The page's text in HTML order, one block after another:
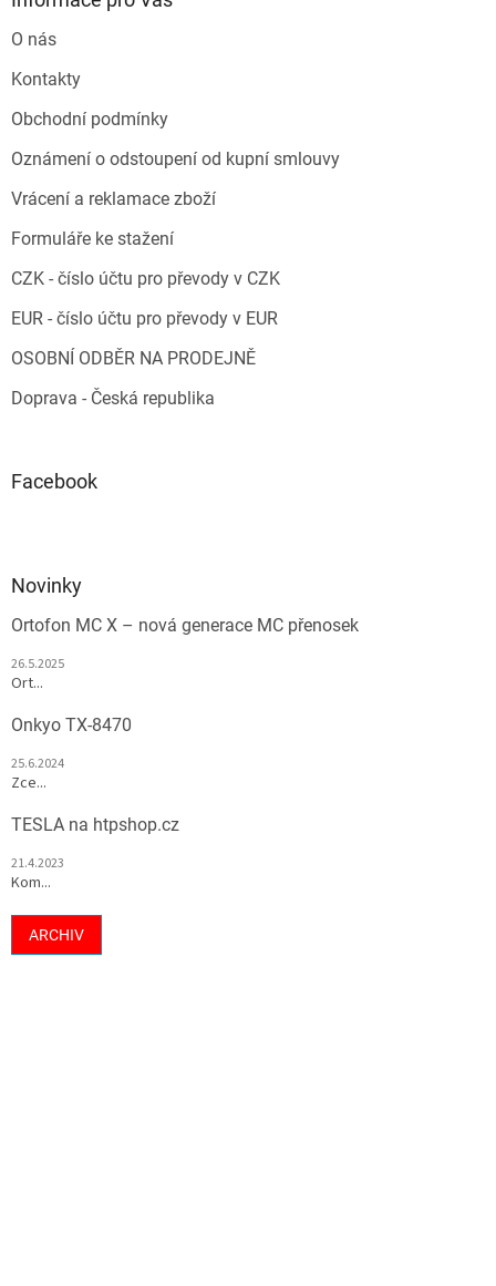
O nás
Kontakty
Obchodní podmínky
Oznámení o odstoupení od kupní smlouvy
Vrácení a reklamace zboží
Formuláře ke stažení
CZK - číslo účtu pro převody v CZK
EUR - číslo účtu pro převody v EUR
OSOBNÍ ODBĚR NA PRODEJNĚ
Doprava - Česká republika
Facebook
Novinky
Ortofon MC X – nová generace MC přenosek
26.5.2025
Ort...
Onkyo TX-8470
25.6.2024
Zce...
TESLA na htpshop.cz
21.4.2023
Kom...
ARCHIV